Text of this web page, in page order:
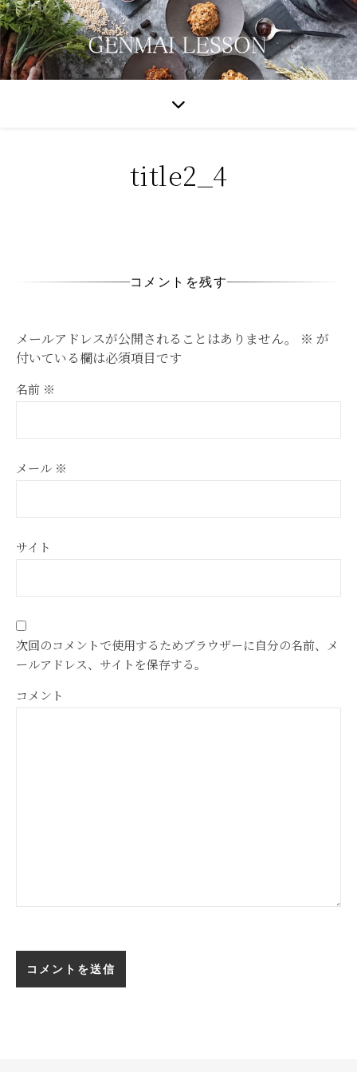
title2_4
コメントを残す
メールアドレスが公開されることはありません。 ※ が
付いている欄は必須項目です
名前 ※
メール ※
サイト
次回のコメントで使用するためブラウザーに自分の名前、メ
ールアドレス、サイトを保存する。
コメント